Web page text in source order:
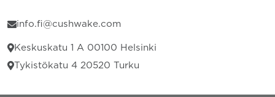
info.fi@cushwake.com
Keskuskatu 1 A 00100 Helsinki
Tykistökatu 4 20520 Turku